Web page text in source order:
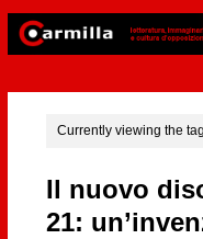
Currently viewing the
Il nuovo
21: